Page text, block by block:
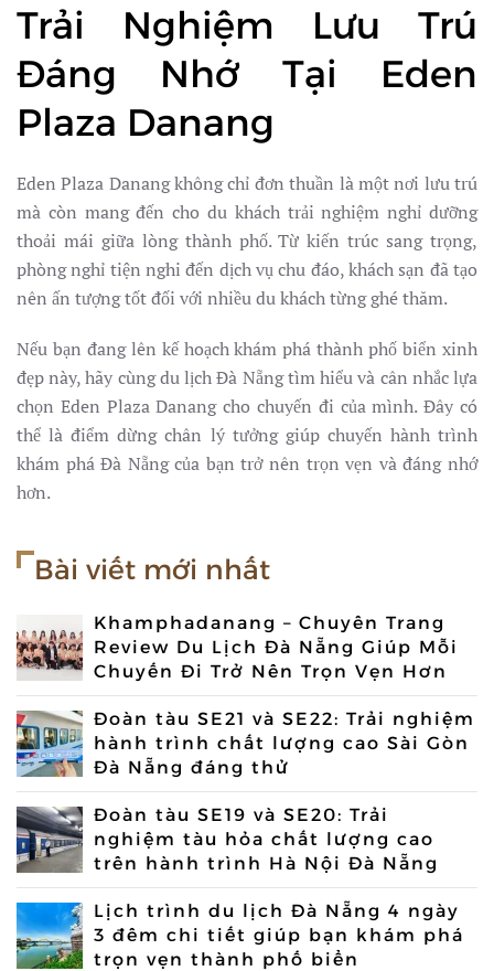
Trải Nghiệm Lưu Trú
Đáng Nhớ Tại Eden
Plaza Danang
Eden Plaza Danang không chỉ đơn thuần là một nơi lưu trú
mà còn mang đến cho du khách trải nghiệm nghỉ dưỡng
thoải mái giữa lòng thành phố. Từ kiến trúc sang trọng,
phòng nghỉ tiện nghi đến dịch vụ chu đáo, khách sạn đã tạo
nên ấn tượng tốt đối với nhiều du khách từng ghé thăm.
Nếu bạn đang lên kế hoạch khám phá thành phố biển xinh
đẹp này, hãy cùng du lịch Đà Nẵng tìm hiểu và cân nhắc lựa
chọn Eden Plaza Danang cho chuyến đi của mình. Đây có
thể là điểm dừng chân lý tưởng giúp chuyến hành trình
khám phá Đà Nẵng của bạn trở nên trọn vẹn và đáng nhớ
hơn.
Bài viết mới nhất
Khamphadanang – Chuyên Trang
Review Du Lịch Đà Nẵng Giúp Mỗi
Chuyến Đi Trở Nên Trọn Vẹn Hơn
Đoàn tàu SE21 và SE22: Trải nghiệm
hành trình chất lượng cao Sài Gòn
Đà Nẵng đáng thử
Đoàn tàu SE19 và SE20: Trải
nghiệm tàu hỏa chất lượng cao
trên hành trình Hà Nội Đà Nẵng
Lịch trình du lịch Đà Nẵng 4 ngày
3 đêm chi tiết giúp bạn khám phá
trọn vẹn thành phố biển